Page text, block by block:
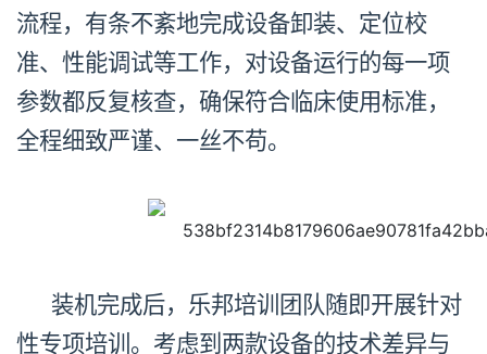
流程，有条不紊地完成设备卸装、定位校
准、性能调试等工作，对设备运行的每一项
参数都反复核查，确保符合临床使用标准，
全程细致严谨、一丝不苟。
装机完成后，乐邦培训团队随即开展针对
性专项培训。考虑到两款设备的技术差异与